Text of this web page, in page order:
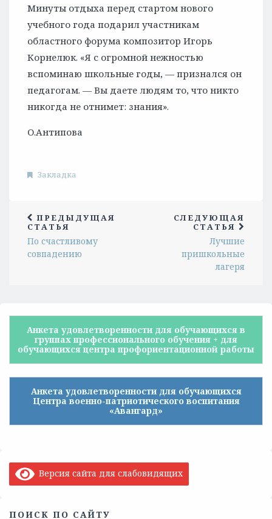
Минуты отдыха перед стартом нового
учебного года подарил участникам
областного форума композитор Игорь
Корнелюк. «Я с огромной нежностью
вспоминаю школьные годы, — признался он
педагогам. — Вы даете людям то, что никто
никогда не отнимет: знания».
О.Антипова
Закладка
ПРЕДЫДУЩАЯ
СТАТЬЯ
По счастливому
совпадению
СЛЕДУЮЩАЯ
СТАТЬЯ
Лучшие
пришкольные
лагеря
Анкета удовлетворенности для обучающихся в
группах профессионального обучения + для
обучающихся центра профориентационной работы
Анкета удовлетворенности для обучающихся
Центра военно-патриотического воспитания
«Авангард»
Версия сайта для слабовидящих
ПОИСК ПО САЙТУ